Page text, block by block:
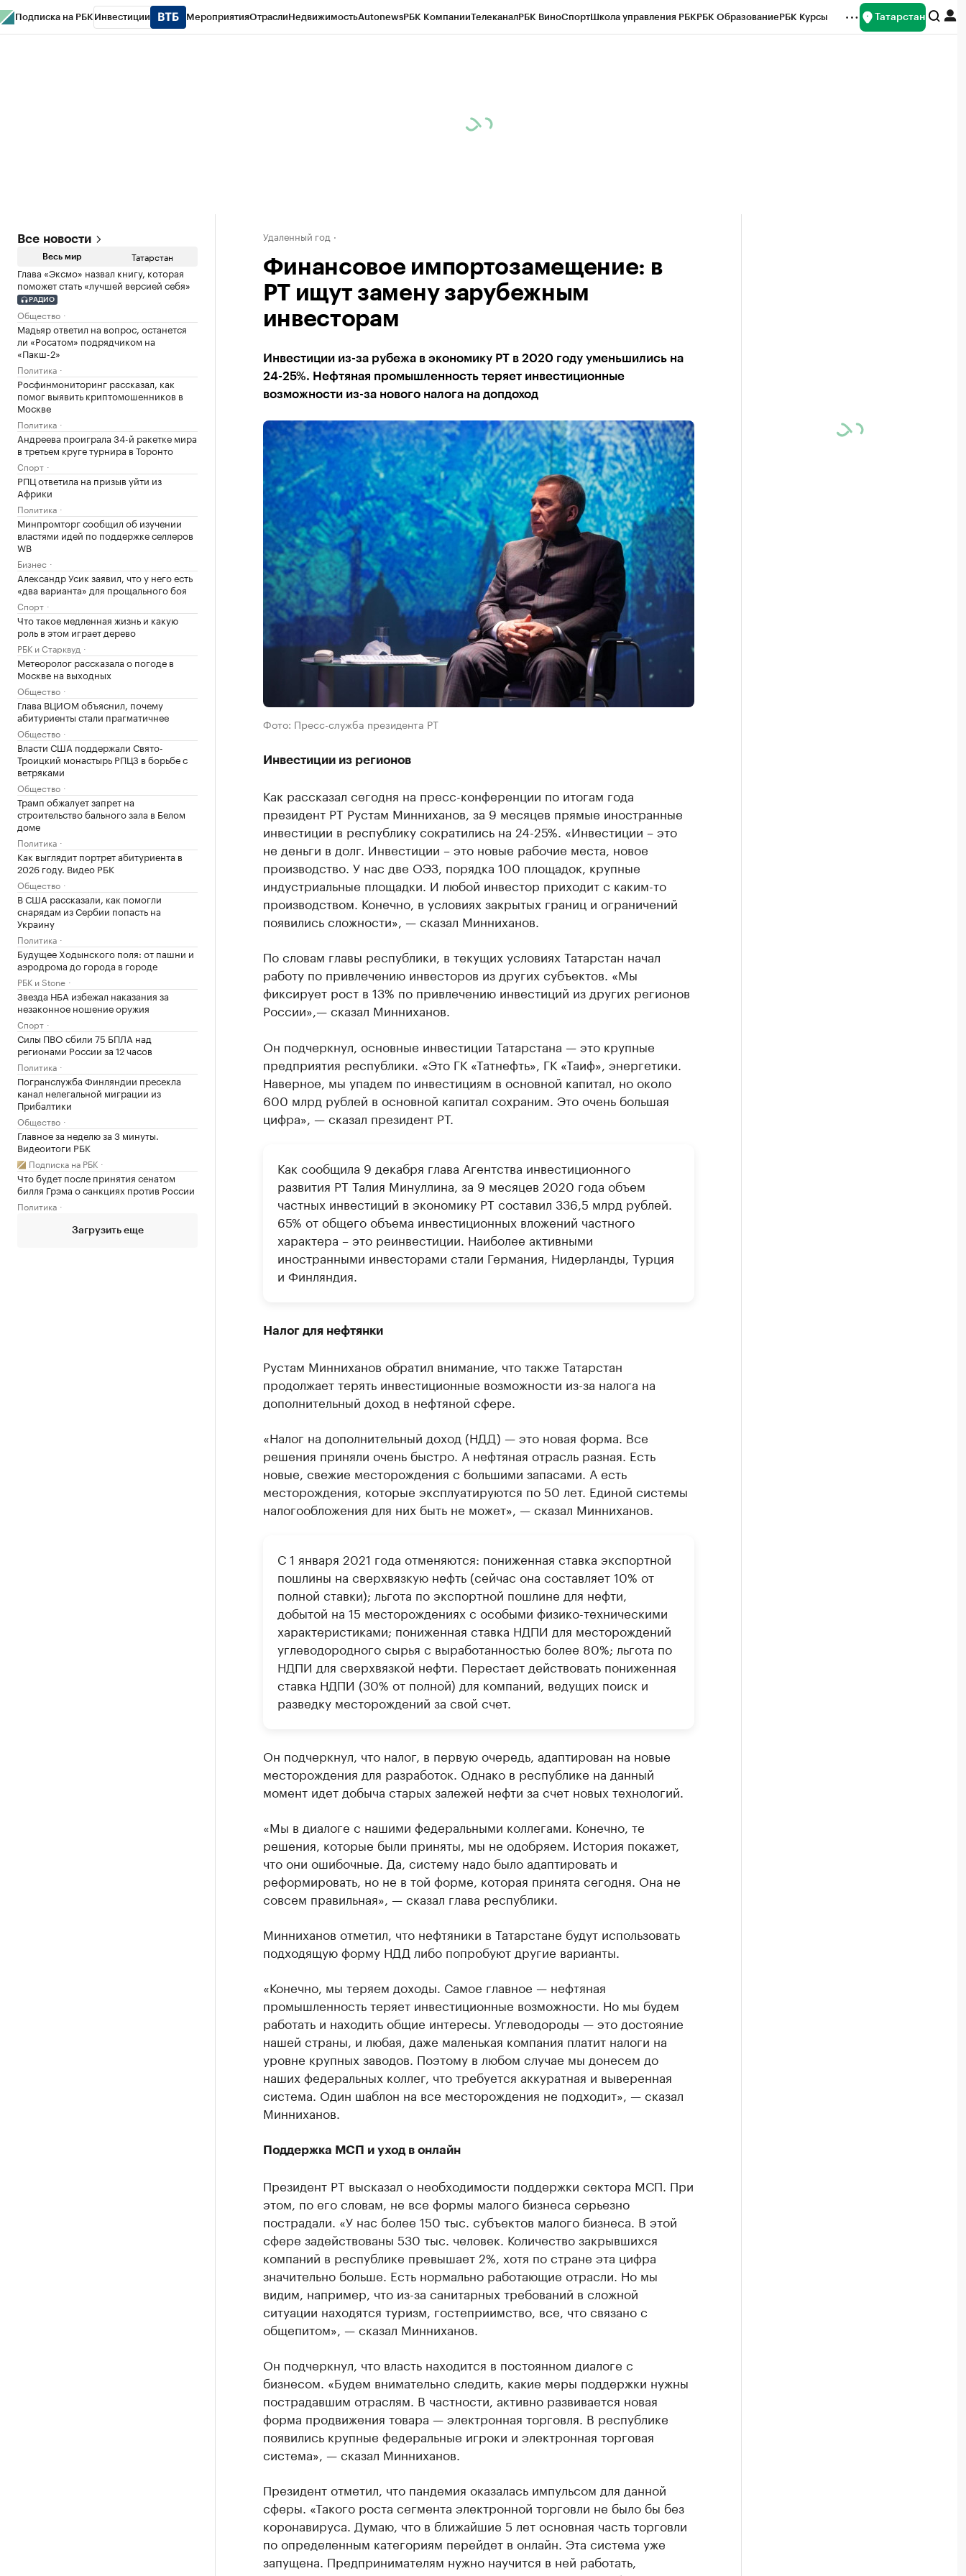
Подписка на РБК Инвестиции МероприятияОтраслиНедвижимостьAutonewsРБК КомпанииТелеканалРБК ВиноСпортШкола управления РБКРБК ОбразованиеРБК Курсы Татарстан
Все новости
Весь мир Татарстан
Глава «Эксмо» назвал книгу, которая
поможет стать «лучшей версией себя»
РАДИО
Общество
Мадьяр ответил на вопрос, останется
ли «Росатом» подрядчиком на
«Пакш-2»
Политика
Росфинмониторинг рассказал, как
помог выявить криптомошенников в
Москве
Политика
Андреева проиграла 34-й ракетке мира
в третьем круге турнира в Торонто
Спорт
РПЦ ответила на призыв уйти из
Африки
Политика
Минпромторг сообщил об изучении
властями идей по поддержке селлеров
WB
Бизнес
Александр Усик заявил, что у него есть
«два варианта» для прощального боя
Спорт
Что такое медленная жизнь и какую
роль в этом играет дерево
РБК и Старквуд
Метеоролог рассказала о погоде в
Москве на выходных
Общество
Глава ВЦИОМ объяснил, почему
абитуриенты стали прагматичнее
Общество
Власти США поддержали Свято-
Троицкий монастырь РПЦЗ в борьбе с
ветряками
Общество
Трамп обжалует запрет на
строительство бального зала в Белом
доме
Политика
Как выглядит портрет абитуриента в
2026 году. Видео РБК
Общество
В США рассказали, как помогли
снарядам из Сербии попасть на
Украину
Политика
Будущее Ходынского поля: от пашни и
аэродрома до города в городе
РБК и Stone
Звезда НБА избежал наказания за
незаконное ношение оружия
Спорт
Силы ПВО сбили 75 БПЛА над
регионами России за 12 часов
Политика
Погранслужба Финляндии пресекла
канал нелегальной миграции из
Прибалтики
Общество
Главное за неделю за 3 минуты.
Видеоитоги РБК
Подписка на РБК
Что будет после принятия сенатом
билля Грэма о санкциях против России
Политика
Загрузить еще
Удаленный год
Финансовое импортозамещение: в
РТ ищут замену зарубежным
инвесторам
Инвестиции из-за рубежа в экономику РТ в 2020 году уменьшились на
24-25%. Нефтяная промышленность теряет инвестиционные
возможности из-за нового налога на допдоход
Фото: Пресс-служба президента РТ
Инвестиции из регионов
Как рассказал сегодня на пресс-конференции по итогам года
президент РТ Рустам Минниханов, за 9 месяцев прямые иностранные
инвестиции в республику сократились на 24-25%. «Инвестиции – это
не деньги в долг. Инвестиции – это новые рабочие места, новое
производство. У нас две ОЭЗ, порядка 100 площадок, крупные
индустриальные площадки. И любой инвестор приходит с каким-то
производством. Конечно, в условиях закрытых границ и ограничений
появились сложности», — сказал Минниханов.
По словам главы республики, в текущих условиях Татарстан начал
работу по привлечению инвесторов из других субъектов. «Мы
фиксирует рост в 13% по привлечению инвестиций из других регионов
России»,— сказал Минниханов.
Он подчеркнул, основные инвестиции Татарстана — это крупные
предприятия республики. «Это ГК «Татнефть», ГК «Таиф», энергетики.
Наверное, мы упадем по инвестициям в основной капитал, но около
600 млрд рублей в основной капитал сохраним. Это очень большая
цифра», — сказал президент РТ.
Как сообщила 9 декабря глава Агентства инвестиционного
развития РТ Талия Минуллина, за 9 месяцев 2020 года объем
частных инвестиций в экономику РТ составил 336,5 млрд рублей.
65% от общего объема инвестиционных вложений частного
характера – это реинвестиции. Наиболее активными
иностранными инвесторами стали Германия, Нидерланды, Турция
и Финляндия.
Налог для нефтянки
Рустам Минниханов обратил внимание, что также Татарстан
продолжает терять инвестиционные возможности из-за налога на
дополнительный доход в нефтяной сфере.
«Налог на дополнительный доход (НДД) — это новая форма. Все
решения приняли очень быстро. А нефтяная отрасль разная. Есть
новые, свежие месторождения с большими запасами. А есть
месторождения, которые эксплуатируются по 50 лет. Единой системы
налогообложения для них быть не может», — сказал Минниханов.
С 1 января 2021 года отменяются: пониженная ставка экспортной
пошлины на сверхвязкую нефть (сейчас она составляет 10% от
полной ставки); льгота по экспортной пошлине для нефти,
добытой на 15 месторождениях с особыми физико-техническими
характеристиками; пониженная ставка НДПИ для месторождений
углеводородного сырья с выработанностью более 80%; льгота по
НДПИ для сверхвязкой нефти. Перестает действовать пониженная
ставка НДПИ (30% от полной) для компаний, ведущих поиск и
разведку месторождений за свой счет.
Он подчеркнул, что налог, в первую очередь, адаптирован на новые
месторождения для разработок. Однако в республике на данный
момент идет добыча старых залежей нефти за счет новых технологий.
«Мы в диалоге с нашими федеральными коллегами. Конечно, те
решения, которые были приняты, мы не одобряем. История покажет,
что они ошибочные. Да, систему надо было адаптировать и
реформировать, но не в той форме, которая принята сегодня. Она не
совсем правильная», — сказал глава республики.
Минниханов отметил, что нефтяники в Татарстане будут использовать
подходящую форму НДД либо попробуют другие варианты.
«Конечно, мы теряем доходы. Самое главное — нефтяная
промышленность теряет инвестиционные возможности. Но мы будем
работать и находить общие интересы. Углеводороды — это достояние
нашей страны, и любая, даже маленькая компания платит налоги на
уровне крупных заводов. Поэтому в любом случае мы донесем до
наших федеральных коллег, что требуется аккуратная и выверенная
система. Один шаблон на все месторождения не подходит», — сказал
Минниханов.
Поддержка МСП и уход в онлайн
Президент РТ высказал о необходимости поддержки сектора МСП. При
этом, по его словам, не все формы малого бизнеса серьезно
пострадали. «У нас более 150 тыс. субъектов малого бизнеса. В этой
сфере задействованы 530 тыс. человек. Количество закрывшихся
компаний в республике превышает 2%, хотя по стране эта цифра
значительно больше. Есть нормально работающие отрасли. Но мы
видим, например, что из-за санитарных требований в сложной
ситуации находятся туризм, гостеприимство, все, что связано с
общепитом», — сказал Минниханов.
Он подчеркнул, что власть находится в постоянном диалоге с
бизнесом. «Будем внимательно следить, какие меры поддержки нужны
пострадавшим отраслям. В частности, активно развивается новая
форма продвижения товара — электронная торговля. В республике
появились крупные федеральные игроки и электронная торговая
система», — сказал Минниханов.
Президент отметил, что пандемия оказалась импульсом для данной
сферы. «Такого роста сегмента электронной торговли не было бы без
коронавируса. Думаю, что в ближайшие 5 лет основная часть торговли
по определенным категориям перейдет в онлайн. Эта система уже
запущена. Предпринимателям нужно научится в ней работать,